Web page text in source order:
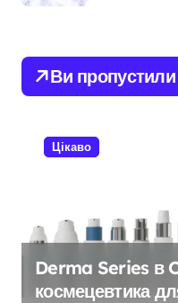
Ви пропустили
Цікаво
Derma Series в
космецевтика